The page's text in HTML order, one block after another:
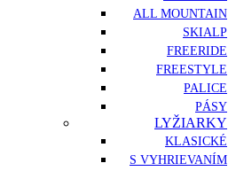
ALL MOUNTAIN
SKIALP
FREERIDE
FREESTYLE
PALICE
PÁSY
LYŽIARKY
KLASICKÉ
S VYHRIEVANÍM